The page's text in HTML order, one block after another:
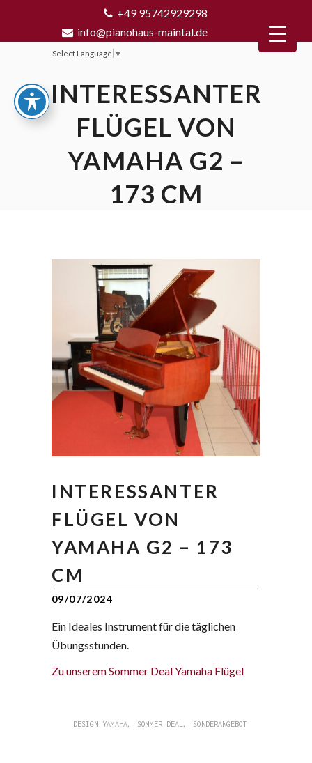
+49 95742929298
info@pianohaus-maintal.de
Select Language ▼
INTERESSANTER
FLÜGEL VON
YAMAHA G2 –
173 CM
INTERESSANTER
FLÜGEL VON
YAMAHA G2 – 173
CM
09/07/2024
Ein Ideales Instrument für die täglichen
Übungsstunden.
Zu unserem Sommer Deal Yamaha Flügel
DESIGN YAMAHA, SOMMER DEAL, SONDERANGEBOT